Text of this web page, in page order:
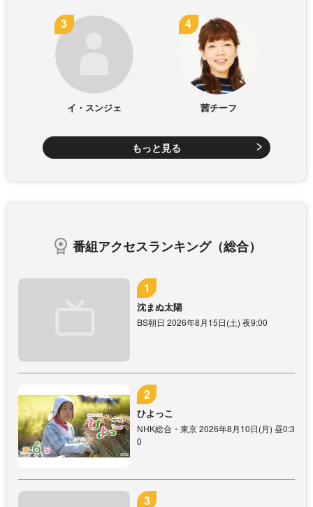
イ・スンジェ 茜チーフ
もっと見る
番組アクセスランキング（総合）
沈まぬ太陽
BS朝日 2026年8月15日(土) 夜9:00
ひよっこ
NHK総合・東京 2026年8月10日(月) 昼0:3
0